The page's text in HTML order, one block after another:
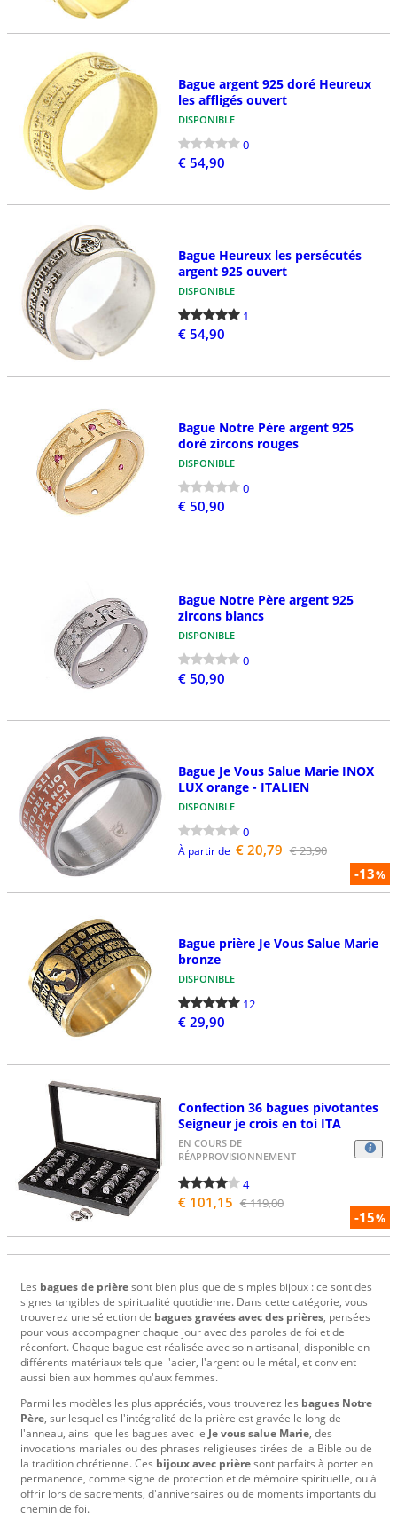
Bague argent 925 doré Heureux
les affligés ouvert
DISPONIBLE
0
€ 54,90
Bague Heureux les persécutés
argent 925 ouvert
DISPONIBLE
1
€ 54,90
Bague Notre Père argent 925
doré zircons rouges
DISPONIBLE
0
€ 50,90
Bague Notre Père argent 925
zircons blancs
DISPONIBLE
0
€ 50,90
-13%
Bague Je Vous Salue Marie INOX
LUX orange - ITALIEN
DISPONIBLE
0
À partir de € 20,79 € 23,90
Bague prière Je Vous Salue Marie
bronze
DISPONIBLE
12
€ 29,90
-15%
Confection 36 bagues pivotantes
Seigneur je crois en toi ITA
EN COURS DE
RÉAPPROVISIONNEMENT
4
€ 101,15 € 119,00
Les bagues de prièresont bien plus que de simples bijoux : ce sont des
signes tangibles de spiritualité quotidienne. Dans cette catégorie, vous
trouverez une sélection de bagues gravées avec des prières, pensées
pour vous accompagner chaque jour avec des paroles de foi et de
réconfort. Chaque bague est réalisée avec soin artisanal, disponible en
différents matériaux tels que l'acier, l'argent ou le métal, et convient
aussi bien aux hommes qu'aux femmes.
Parmi les modèles les plus appréciés, vous trouverez les bagues Notre
Père, sur lesquelles l'intégralité de la prière est gravée le long de
l'anneau, ainsi que les bagues avec le Je vous salue Marie, des
invocations mariales ou des phrases religieuses tirées de la Bible ou de
la tradition chrétienne. Ces bijoux avec prièresont parfaits à porter en
permanence, comme signe de protection et de mémoire spirituelle, ou à
offrir lors de sacrements, d'anniversaires ou de moments importants du
chemin de foi.